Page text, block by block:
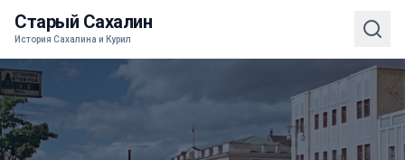
Старый Сахалин
История Сахалина и Курил